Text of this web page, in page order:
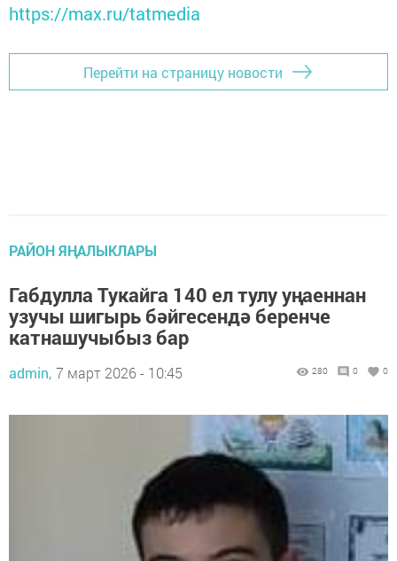
https://max.ru/tatmedia
Перейти на страницу новости
РАЙОН ЯҢАЛЫКЛАРЫ
Габдулла Тукайга 140 ел тулу уңаеннан
узучы шигырь бәйгесендә беренче
катнашучыбыз бар
admin, 7 март 2026 - 10:45 280 0 0